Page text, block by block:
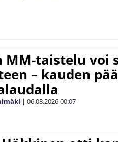
MM-taistelu voi
– kauden
| 06.08.202600:07